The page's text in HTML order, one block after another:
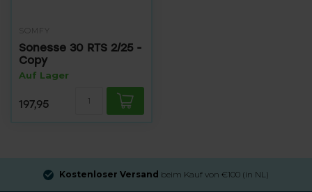
SOMFY
Sonesse 30 RTS 2/25 -
Copy
Auf Lager
197,95
Kostenloser Versand beim Kauf von €100 (in NL)